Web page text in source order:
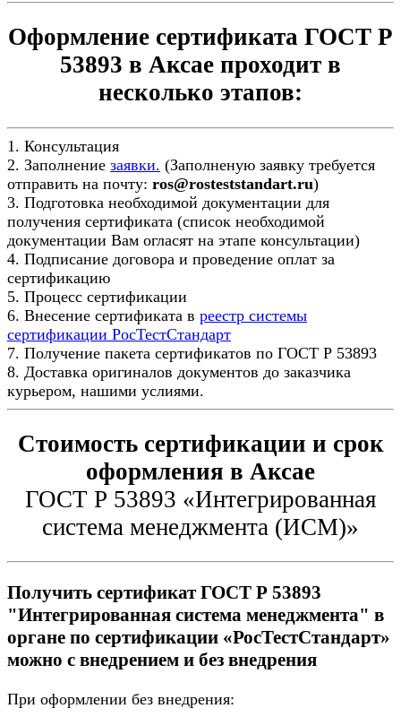
Оформление сертификата ГОСТ Р
53893 в Аксае проходит в
несколько этапов:
1. Консультация
2. Заполнение заявки. (Заполненую заявку требуется
отправить на почту: ros@rosteststandart.ru)
3. Подготовка необходимой документации для
получения сертификата (список необходимой
документации Вам огласят на этапе консультации)
4. Подписание договора и проведение оплат за
сертификацию
5. Процесс сертификации
6. Внесение сертификата в реестр системы
сертификации РосТестСтандарт
7. Получение пакета сертификатов по ГОСТ Р 53893
8. Доставка оригиналов документов до заказчика
курьером, нашими услиями.
Стоимость сертификации и срок
оформления в Аксае
ГОСТ Р 53893 «Интегрированная
система менеджмента (ИСМ)»
Получить сертификат ГОСТ Р 53893
"Интегрированная система менеджмента" в
органе по сертификации «РосТестСтандарт»
можно с внедрением и без внедрения
При оформлении без внедрения: